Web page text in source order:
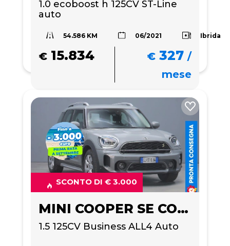
1.0 ecoboost h 125CV ST-Line
auto
54.586 KM 06/2021 Ibrida
€ 15.834 € 327 /
mese
SCONTO DI € 3.000
MINI COOPER SE COUNTRYMAN
1.5 125CV Business ALL4 Auto